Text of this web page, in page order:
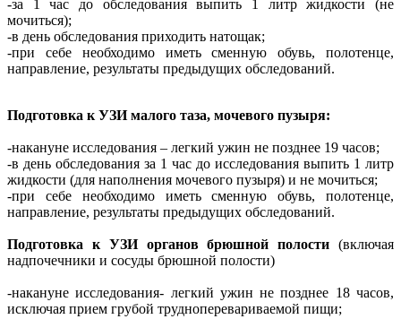
-за 1 час до обследования выпить 1 литр жидкости (не
мочиться);
-в день обследования приходить натощак;
-при себе необходимо иметь сменную обувь, полотенце,
направление, результаты предыдущих обследований.
Подготовка к УЗИ малого таза, мочевого пузыря:
-накануне исследования – легкий ужин не позднее 19 часов;
-в день обследования за 1 час до исследования выпить 1 литр
жидкости (для наполнения мочевого пузыря) и не мочиться;
-при себе необходимо иметь сменную обувь, полотенце,
направление, результаты предыдущих обследований.
Подготовка к УЗИ органов брюшной полости (включая
надпочечники и сосуды брюшной полости)
-накануне исследования- легкий ужин не позднее 18 часов,
исключая прием грубой трудноперевариваемой пищи;